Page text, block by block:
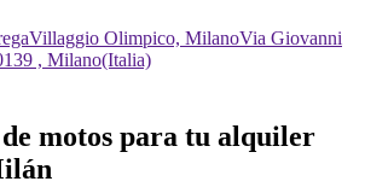
Villaggio Olimpico, MilanoVia Giovanni
, Milano(Italia)
motos para tu alquiler